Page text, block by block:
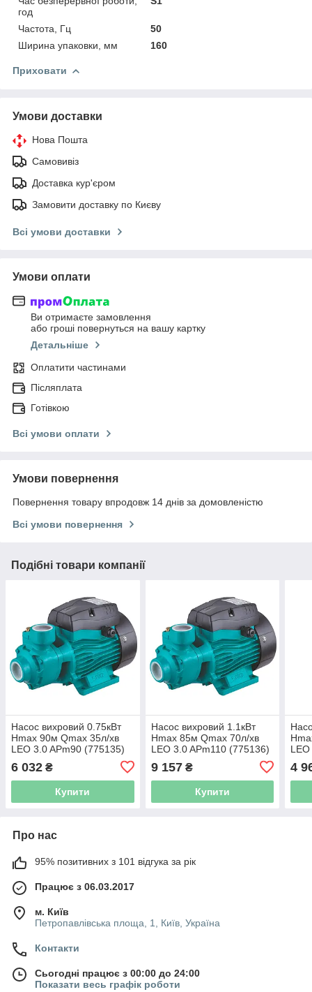
год
Частота, Гц
50
Ширина упаковки, мм
160
Приховати
Умови доставки
Нова Пошта
Самовивіз
Доставка кур'єром
Замовити доставку по Києву
Всі умови доставки
Умови оплати
Ви отримаєте замовлення
або гроші повернуться на вашу картку
Детальніше
Оплатити частинами
Післяплата
Готівкою
Всі умови оплати
Умови повернення
Повернення товару впродовж 14 днів за домовленістю
Всі умови повернення
Подібні товари компанії
Насос вихровий 0.75кВт
Hmax 90м Qmax 35л/хв
LEO 3.0 APm90 (775135)
6 032 ₴
Купити
Насос вихровий 1.1кВт
Hmax 85м Qmax 70л/хв
LEO 3.0 APm110 (775136)
9 157₴
Купити
4
Про нас
95% позитивних з 101 відгука за рік
Працює з 06.03.2017
м. Київ
Петропавлівська площа, 1, Київ, Україна
Контакти
Сьогодні працює з 00:00 до 24:00
Показати весь графік роботи